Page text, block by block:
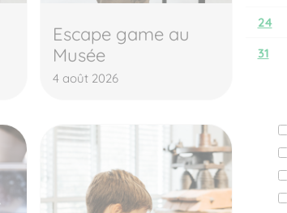
Escape game au
Musée
4 août 2026
24
31